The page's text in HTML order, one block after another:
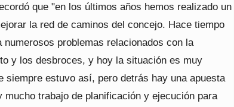
que "en los últimos años hemos realizado un
la red de caminos del concejo. Hace tiempo
numerosos problemas relacionados con la
y los desbroces, y hoy la situación es muy
siempre estuvo así, pero detrás hay una apuesta
mucho trabajo de planificación y ejecución para